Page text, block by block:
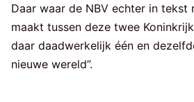
Daar waar de NBV echter in tekst
maakt tussen deze twee
daar daadwerkelijk één en
nieuwe wereld”.